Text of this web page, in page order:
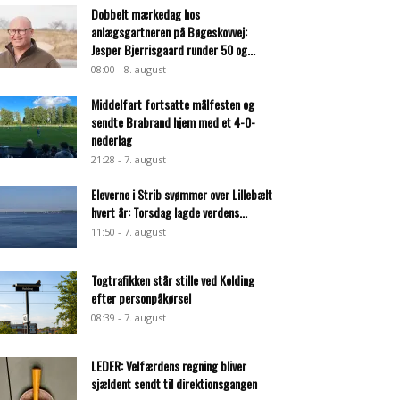
Dobbelt mærkedag hos
anlægsgartneren på Bøgeskovvej:
Jesper Bjerrisgaard runder 50 og...
08:00 - 8. august
Middelfart fortsatte målfesten og
sendte Brabrand hjem med et 4-0-
nederlag
21:28 - 7. august
Eleverne i Strib svømmer over Lillebælt
hvert år: Torsdag lagde verdens...
11:50 - 7. august
Togtrafikken står stille ved Kolding
efter personpåkørsel
08:39 - 7. august
LEDER: Velfærdens regning bliver
sjældent sendt til direktionsgangen